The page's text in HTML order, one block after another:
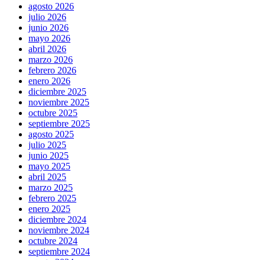
agosto 2026
julio 2026
junio 2026
mayo 2026
abril 2026
marzo 2026
febrero 2026
enero 2026
diciembre 2025
noviembre 2025
octubre 2025
septiembre 2025
agosto 2025
julio 2025
junio 2025
mayo 2025
abril 2025
marzo 2025
febrero 2025
enero 2025
diciembre 2024
noviembre 2024
octubre 2024
septiembre 2024